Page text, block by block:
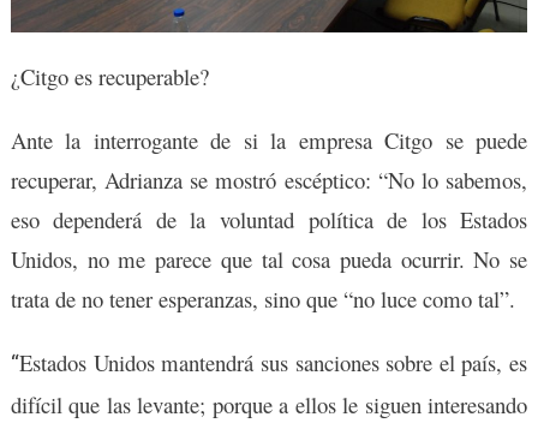
¿Citgo es recuperable?
Ante la interrogante de si la empresa Citgo se puede
recuperar, Adrianza se mostró escéptico: “No lo sabemos,
eso dependerá de la voluntad política de los Estados
Unidos, no me parece que tal cosa pueda ocurrir. No se
trata de no tener esperanzas, sino que “no luce como tal”.
“Estados Unidos mantendrá sus sanciones sobre el país, es
difícil que las levante; porque a ellos le siguen interesando